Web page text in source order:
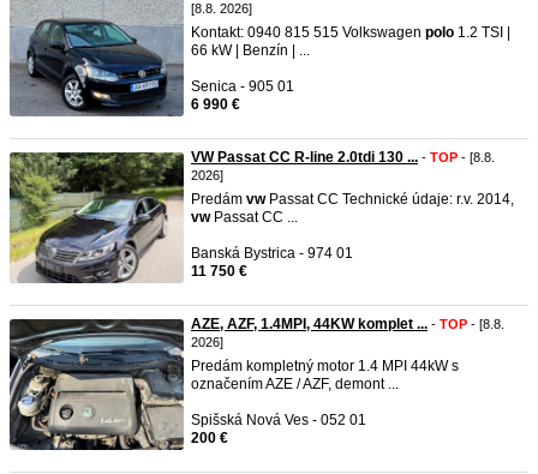
[8.8. 2026]
Kontakt: 0940 815 515 Volkswagen polo 1.2 TSI |
66 kW | Benzín | ...
Senica - 905 01
6 990 €
VW Passat CC R-line 2.0tdi 130 ... - TOP - [8.8.
2026]
Predám vwPassat CC Technické údaje: r.v. 2014,
vwPassat CC ...
Banská Bystrica - 974 01
11 750 €
AZE, AZF, 1.4MPI, 44KW komplet ... - TOP - [8.8.
2026]
Predám kompletný motor 1.4 MPI 44kW s
označením AZE / AZF, demont ...
Spišská Nová Ves - 052 01
200 €